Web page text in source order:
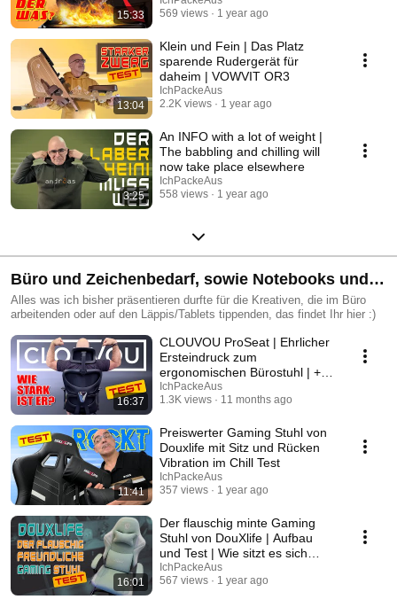
15:33
569 views
1 year ago
13:04
Klein und Fein | Das Platz
sparende Rudergerät für
daheim | VOWVIT OR3
IchPackeAus
2.2K views
1 year ago
3:25
An INFO with a lot of weight |
The babbling and chilling will
now take place elsewhere
IchPackeAus
558 views
1 year ago
Büro und Zeichenbedarf, sowie Notebooks und
Tablets
Alles was ich bisher präsentieren durfte für die Kreativen, die im Büro
arbeitenden oder auf den Läppis/Tablets tippenden, das findet Ihr hier :)
16:37
CLOUVOU ProSeat | Ehrlicher
Ersteindruck zum
ergonomischen Bürostuhl | +
Unboxing und Aufbau
IchPackeAus
1.3K views
11 months ago
11:41
Preiswerter Gaming Stuhl von
Douxlife mit Sitz und Rücken
Vibration im Chill Test
IchPackeAus
357 views
1 year ago
16:01
Der flauschig minte Gaming
Stuhl von DouXlife | Aufbau
und Test | Wie sitzt es sich
darauf?
IchPackeAus
567 views
1 year ago